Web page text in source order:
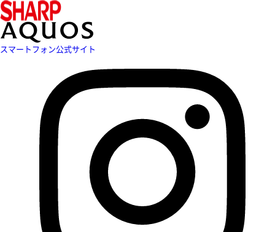
スマートフォン公式サイト